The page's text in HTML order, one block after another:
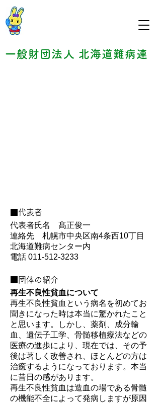
一般財団法人 北海道難病連
■代表者
代表者氏名 髙正俊一
連絡先 札幌市中央区南4条西10丁目
北海道難病センター内
電話 011‐512‐3233
■団体の紹介
再生不良性貧血について
再生不良性貧血という病名を初めてお
聞きになった時は本当に驚かれたこと
と思います。しかし、薬剤、成分輸
血、遺伝子工学、骨髄移植療法などの
医療の進歩により、現在では、その予
後は著しく改善され、ほとんどの方は
治癒するようになっております。本当
に昔日の感があります。
再生不良性貧血は造血の場である骨髄
の機能不全によって発病しますが原因